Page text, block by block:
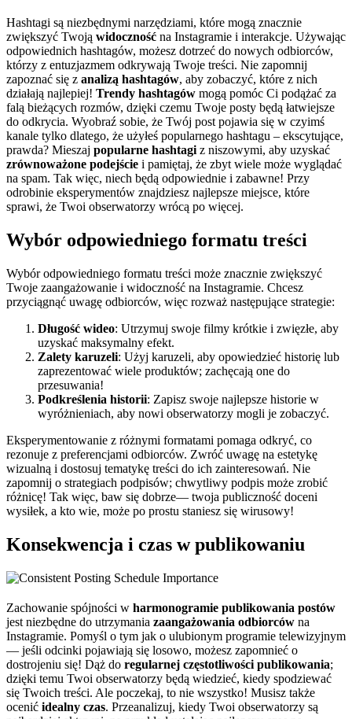
Hashtagi są niezbędnymi narzędziami, które mogą znacznie
zwiększyć Twoją widoczność na Instagramie i interakcje. Używając
odpowiednich hashtagów, możesz dotrzeć do nowych odbiorców,
którzy z entuzjazmem odkrywają Twoje treści. Nie zapomnij
zapoznać się z analizą hashtagów, aby zobaczyć, które z nich
działają najlepiej! Trendy hashtagów mogą pomóc Ci podążać za
falą bieżących rozmów, dzięki czemu Twoje posty będą łatwiejsze
do odkrycia. Wyobraź sobie, że Twój post pojawia się w czyimś
kanale tylko dlatego, że użyłeś popularnego hashtagu – ekscytujące,
prawda? Mieszaj popularne hashtagi z niszowymi, aby uzyskać
zrównoważone podejście i pamiętaj, że zbyt wiele może wyglądać
na spam. Tak więc, niech będą odpowiednie i zabawne! Przy
odrobinie eksperymentów znajdziesz najlepsze miejsce, które
sprawi, że Twoi obserwatorzy wrócą po więcej.
Wybór odpowiedniego formatu treści
Wybór odpowiedniego formatu treści może znacznie zwiększyć
Twoje zaangażowanie i widoczność na Instagramie. Chcesz
przyciągnąć uwagę odbiorców, więc rozważ następujące strategie:
Długość wideo: Utrzymuj swoje filmy krótkie i zwięzłe, aby
uzyskać maksymalny efekt.
Zalety karuzeli: Użyj karuzeli, aby opowiedzieć historię lub
zaprezentować wiele produktów; zachęcają one do
przesuwania!
Podkreślenia historii: Zapisz swoje najlepsze historie w
wyróżnieniach, aby nowi obserwatorzy mogli je zobaczyć.
Eksperymentowanie z różnymi formatami pomaga odkryć, co
rezonuje z preferencjami odbiorców. Zwróć uwagę na estetykę
wizualną i dostosuj tematykę treści do ich zainteresowań. Nie
zapomnij o strategiach podpisów; chwytliwy podpis może zrobić
różnicę! Tak więc, baw się dobrze— twoja publiczność doceni
wysiłek, a kto wie, może po prostu staniesz się wirusowy!
Konsekwencja i czas w publikowaniu
Zachowanie spójności w harmonogramie publikowania postów
jest niezbędne do utrzymania zaangażowania odbiorców na
Instagramie. Pomyśl o tym jak o ulubionym programie telewizyjnym
— jeśli odcinki pojawiają się losowo, możesz zapomnieć o
dostrojeniu się! Dąż do regularnej częstotliwości publikowania;
dzięki temu Twoi obserwatorzy będą wiedzieć, kiedy spodziewać
się Twoich treści. Ale poczekaj, to nie wszystko! Musisz także
ocenić idealny czas. Przeanalizuj, kiedy Twoi obserwatorzy są